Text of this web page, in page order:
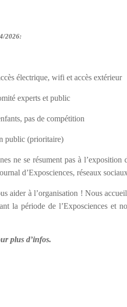
4/2026:
électrique, wifi et accès extérieur
experts et public
pas de compétition​
public (prioritaire)
ne se résument pas à l’exposition
d’Exposciences, réseaux
aider à l’organisation ! Nous
la période de l’Exposciences et
plus d’infos.